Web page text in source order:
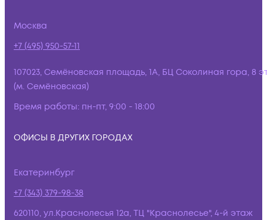
Москва
+7 (495) 950-57-11
107023, Семёновская площадь, 1А, БЦ Соколиная гора, 8
(м. Семёновская)
Время работы: пн-пт, 9:00 - 18:00
ОФИСЫ В ДРУГИХ ГОРОДАХ
Екатеринбург
+7 (343) 379-98-38
620110, ул.Краснолесья 12а, ТЦ "Краснолесье", 4-й этаж